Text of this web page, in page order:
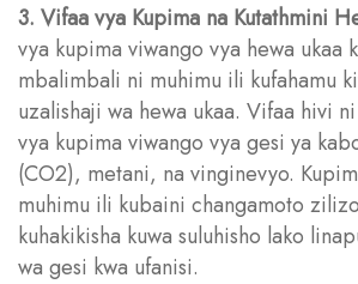
3. Vifaa vya Kupima na Kutathmini
vya kupima viwango vya hewa ukaa
mbalimbali ni muhimu ili kufahamu
uzalishaji wa hewa ukaa. Vifaa hivi
vya kupima viwango vya gesi ya
(CO2), metani, na vinginevyo.
muhimu ili kubaini changamoto
kuhakikisha kuwa suluhisho lako
wa gesi kwa ufanisi.